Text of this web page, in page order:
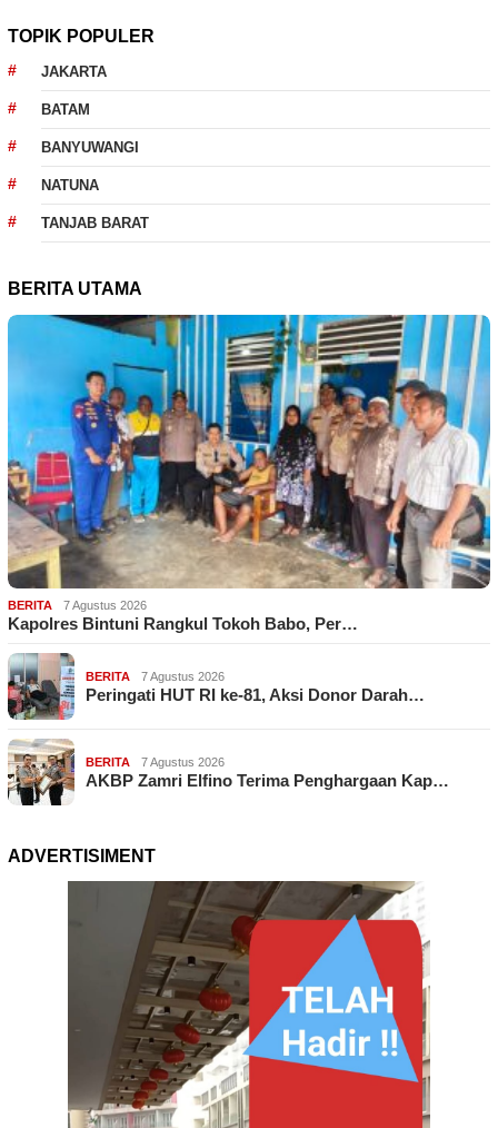
TOPIK POPULER
JAKARTA
BATAM
BANYUWANGI
NATUNA
TANJAB BARAT
BERITA UTAMA
BERITA 7 Agustus 2026
Kapolres Bintuni Rangkul Tokoh Babo, Per…
BERITA 7 Agustus 2026
Peringati HUT RI ke-81, Aksi Donor Darah…
BERITA 7 Agustus 2026
AKBP Zamri Elfino Terima Penghargaan Kap…
ADVERTISIMENT